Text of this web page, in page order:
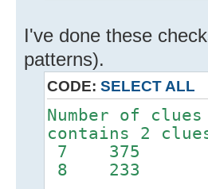
I've done these
patterns).
CODE: SELECT ALL
Number of
contains 2
7 375
8 233